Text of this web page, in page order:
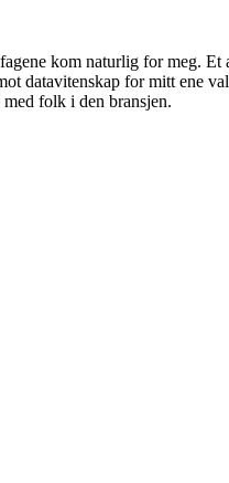
kom naturlig for meg.
datavitenskap for mitt ene
folk i den bransjen.